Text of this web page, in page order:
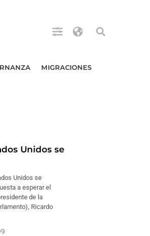
MIGRACIONES
Unidos se
Unidos se
a esperar el
de la
Ricardo